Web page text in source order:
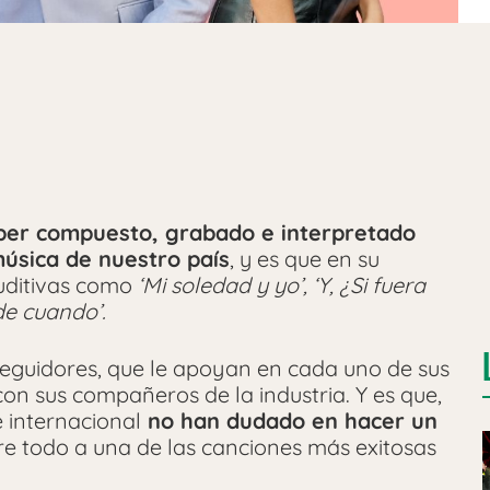
compuesto, grabado e interpretado
de nuestro país, y es que en su
como ‘Mi soledad y yo’, ‘Y, ¿Si fuera
cuando’.
que le apoyan en cada uno de sus
sus compañeros de la industria. Y es que,
internacional no han dudado en hacer un
todo a una de las canciones más exitosas